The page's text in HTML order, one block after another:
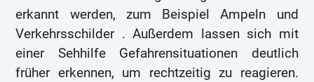
erkannt werden, zum Beispiel Ampeln und
Verkehrsschilder . Außerdem lassen sich mit
einer Sehhilfe Gefahrensituationen deutlich
früher erkennen, um rechtzeitig zu reagieren.